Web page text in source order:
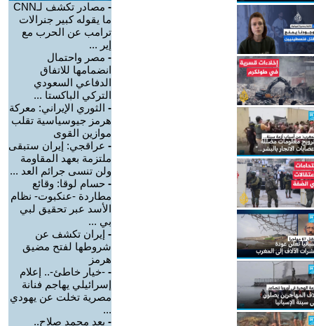
-
مصادر تكشف لـCNN
ما يقوله كبير جنرالات
ترامب عن الحرب مع
إير ...
- مصر واحتمال
انضمامها للاتفاق
الدفاعي السعودي
التركي الباكستا ...
- الثوري الإيراني: معركة
هرمز جيوسياسية تقلب
موازين القوى
- عراقجي: إيران ستبقى
ملتزمة بعهد المقاومة
ولن تنسى جرائم العد ...
- حسام لوقا: وقائع
مطاردة -عنكبوت- نظام
الأسد عبر تحقيق لبي
بي ...
- إيران تكشف عن
شروطها لفتح مضيق
هرمز
- -خيار خاطئ-.. إعلام
إسرائيلي يهاجم فنانة
مصرية تخلت عن يهودي
...
- بعد محمد صلاح..